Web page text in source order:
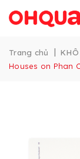
Trang chủ | KHÔ
Houses on Phan